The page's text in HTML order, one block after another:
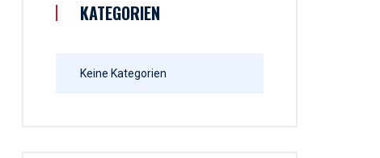
KATEGORIEN
Keine Kategorien